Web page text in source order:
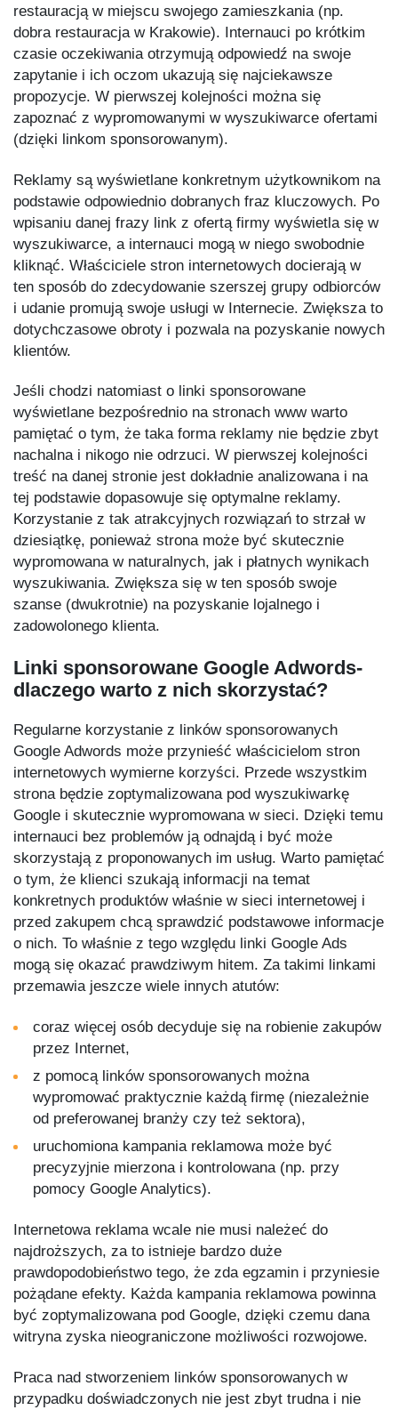
restauracją w miejscu swojego zamieszkania (np.
dobra restauracja w Krakowie). Internauci po krótkim
czasie oczekiwania otrzymują odpowiedź na swoje
zapytanie i ich oczom ukazują się najciekawsze
propozycje. W pierwszej kolejności można się
zapoznać z wypromowanymi w wyszukiwarce ofertami
(dzięki linkom sponsorowanym).
Reklamy są wyświetlane konkretnym użytkownikom na
podstawie odpowiednio dobranych fraz kluczowych. Po
wpisaniu danej frazy link z ofertą firmy wyświetla się w
wyszukiwarce, a internauci mogą w niego swobodnie
kliknąć. Właściciele stron internetowych docierają w
ten sposób do zdecydowanie szerszej grupy odbiorców
i udanie promują swoje usługi w Internecie. Zwiększa to
dotychczasowe obroty i pozwala na pozyskanie nowych
klientów.
Jeśli chodzi natomiast o linki sponsorowane
wyświetlane bezpośrednio na stronach www warto
pamiętać o tym, że taka forma reklamy nie będzie zbyt
nachalna i nikogo nie odrzuci. W pierwszej kolejności
treść na danej stronie jest dokładnie analizowana i na
tej podstawie dopasowuje się optymalne reklamy.
Korzystanie z tak atrakcyjnych rozwiązań to strzał w
dziesiątkę, ponieważ strona może być skutecznie
wypromowana w naturalnych, jak i płatnych wynikach
wyszukiwania. Zwiększa się w ten sposób swoje
szanse (dwukrotnie) na pozyskanie lojalnego i
zadowolonego klienta.
Linki sponsorowane Google Adwords-
dlaczego warto z nich skorzystać?
Regularne korzystanie z linków sponsorowanych
Google Adwords może przynieść właścicielom stron
internetowych wymierne korzyści. Przede wszystkim
strona będzie zoptymalizowana pod wyszukiwarkę
Google i skutecznie wypromowana w sieci. Dzięki temu
internauci bez problemów ją odnajdą i być może
skorzystają z proponowanych im usług. Warto pamiętać
o tym, że klienci szukają informacji na temat
konkretnych produktów właśnie w sieci internetowej i
przed zakupem chcą sprawdzić podstawowe informacje
o nich. To właśnie z tego względu linki Google Ads
mogą się okazać prawdziwym hitem. Za takimi linkami
przemawia jeszcze wiele innych atutów:
coraz więcej osób decyduje się na robienie zakupów
przez Internet,
z pomocą linków sponsorowanych można
wypromować praktycznie każdą firmę (niezależnie
od preferowanej branży czy też sektora),
uruchomiona kampania reklamowa może być
precyzyjnie mierzona i kontrolowana (np. przy
pomocy Google Analytics).
Internetowa reklama wcale nie musi należeć do
najdroższych, za to istnieje bardzo duże
prawdopodobieństwo tego, że zda egzamin i przyniesie
pożądane efekty. Każda kampania reklamowa powinna
być zoptymalizowana pod Google, dzięki czemu dana
witryna zyska nieograniczone możliwości rozwojowe.
Praca nad stworzeniem linków sponsorowanych w
przypadku doświadczonych nie jest zbyt trudna i nie